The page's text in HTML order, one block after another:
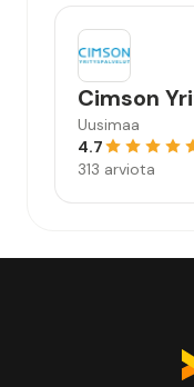
Cimson
Uusimaa
4.7
313 arviota